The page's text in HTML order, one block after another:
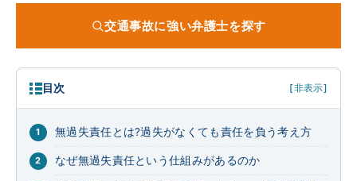
交通事故に強い弁護士を探す
目次 [非表示]
無過失責任とは?過失がなくても責任を負う考え方
なぜ無過失責任という仕組みがあるのか